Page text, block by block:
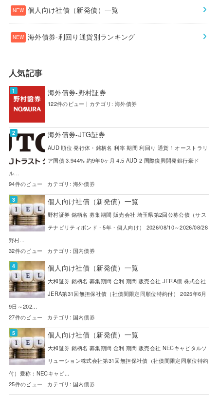
個人向け社債（新発債）一覧
海外債券-利回り通貨別ランキング
人気記事
海外債券-野村証券
122件のビュー | カテゴリ: 海外債券
海外債券-JTG証券
AUD 順位 発行体・銘柄名 利率 期間 利回り 通貨 1 オーストラリ
ア国債 3.944% 約9年0ヶ月 4.5 AUD 2 国際復興開発銀行豪ド
ル...
94件のビュー | カテゴリ: 海外債券
個人向け社債（新発債）一覧
野村証券 銘柄名 募集期間 販売会社 埼玉県第2回公募公債（サス
テナビリティボンド・5年・個人向け） 2026/08/10～2026/08/28
野村...
32件のビュー | カテゴリ: 国内債券
個人向け社債（新発債）一覧
大和証券 銘柄名 募集期間 金利 期間 販売会社 JERA債 株式会社
JERA第31回無担保社債（社債間限定同順位特約付） 2025年6月
9日～202...
27件のビュー | カテゴリ: 国内債券
個人向け社債（新発債）一覧
大和証券 銘柄名 募集期間 金利 期間 販売会社 NECキャピタルソ
リューション株式会社第31回無担保社債（社債間限定同順位特約
付）愛称：NECキャピ...
25件のビュー | カテゴリ: 国内債券